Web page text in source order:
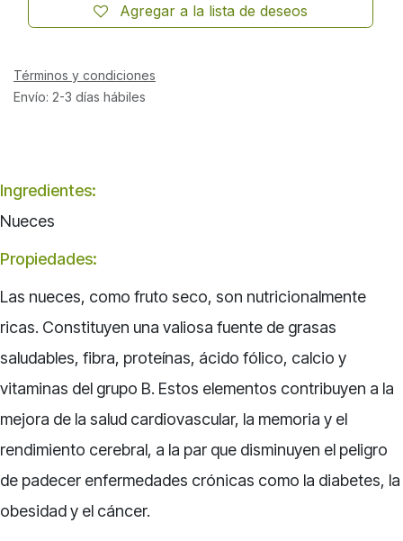
Agregar a la lista de deseos
Términos y condiciones
Envío: 2-3 días hábiles
Ingredientes:
Nueces
Propiedades:
Las nueces, como fruto seco, son nutricionalmente
ricas. Constituyen una valiosa fuente de grasas
saludables, fibra, proteínas, ácido fólico, calcio y
vitaminas del grupo B. Estos elementos contribuyen a la
mejora de la salud cardiovascular, la memoria y el
rendimiento cerebral, a la par que disminuyen el peligro
de padecer enfermedades crónicas como la diabetes, la
obesidad y el cáncer.